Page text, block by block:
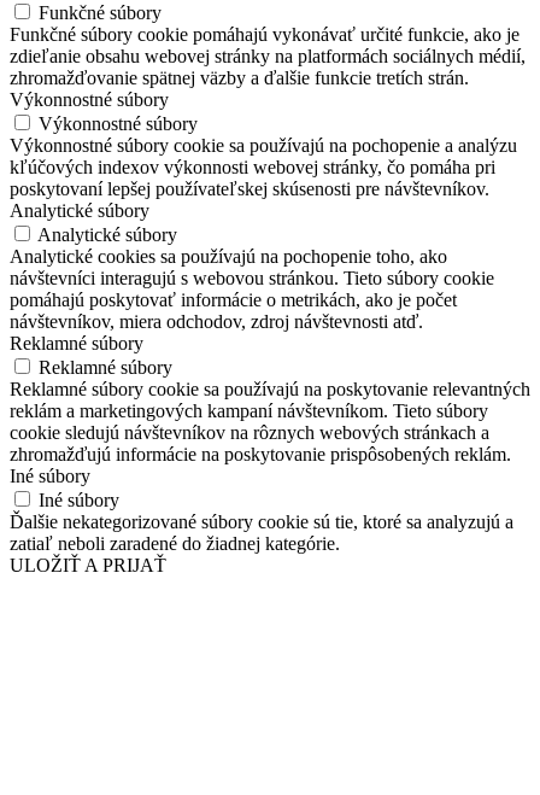
Funkčné súbory
Funkčné súbory cookie pomáhajú vykonávať určité funkcie, ako je
zdieľanie obsahu webovej stránky na platformách sociálnych médií,
zhromažďovanie spätnej väzby a ďalšie funkcie tretích strán.
Výkonnostné súbory
Výkonnostné súbory
Výkonnostné súbory cookie sa používajú na pochopenie a analýzu
kľúčových indexov výkonnosti webovej stránky, čo pomáha pri
poskytovaní lepšej používateľskej skúsenosti pre návštevníkov.
Analytické súbory
Analytické súbory
Analytické cookies sa používajú na pochopenie toho, ako
návštevníci interagujú s webovou stránkou. Tieto súbory cookie
pomáhajú poskytovať informácie o metrikách, ako je počet
návštevníkov, miera odchodov, zdroj návštevnosti atď.
Reklamné súbory
Reklamné súbory
Reklamné súbory cookie sa používajú na poskytovanie relevantných
reklám a marketingových kampaní návštevníkom. Tieto súbory
cookie sledujú návštevníkov na rôznych webových stránkach a
zhromažďujú informácie na poskytovanie prispôsobených reklám.
Iné súbory
Iné súbory
Ďalšie nekategorizované súbory cookie sú tie, ktoré sa analyzujú a
zatiaľ neboli zaradené do žiadnej kategórie.
ULOŽIŤ A PRIJAŤ